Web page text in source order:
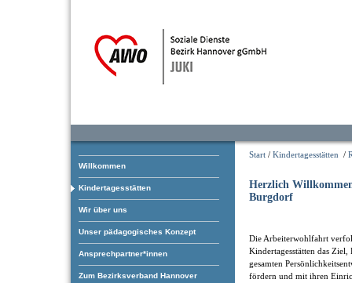
Willkommen
Kindertagesstätten
Wir über uns
Unser pädagogisches Konzept
Ansprechpartner*innen
Zum Bezirksverband Hannover
Start / Kindertagesstätten /
Herzlich
Burgdorf
Die Arbeiterwohlfahrt
Kindertagesstätten das
gesamten
fördern und mit ihren